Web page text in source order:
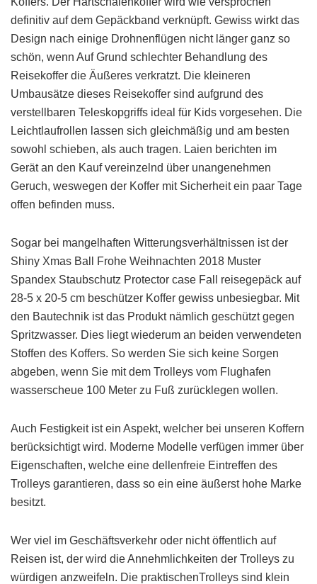
definitiv auf dem Gepäckband verknüpft. Gewiss wirkt das
Design nach einige Drohnenflügen nicht länger ganz so
schön, wenn Auf Grund schlechter Behandlung des
Reisekoffer die Äußeres verkratzt. Die kleineren
Umbausätze dieses Reisekoffer sind aufgrund des
verstellbaren Teleskopgriffs ideal für Kids vorgesehen. Die
Leichtlaufrollen lassen sich gleichmäßig und am besten
sowohl schieben, als auch tragen. Laien berichten im
Gerät an den Kauf vereinzelnd über unangenehmen
Geruch, weswegen der Koffer mit Sicherheit ein paar Tage
offen befinden muss.
Sogar bei mangelhaften Witterungsverhältnissen ist der
Shiny Xmas Ball Frohe Weihnachten 2018 Muster
Spandex Staubschutz Protector case Fall reisegepäck auf
28-5 x 20-5 cm beschützer Koffer gewiss unbesiegbar. Mit
den Bautechnik ist das Produkt nämlich geschützt gegen
Spritzwasser. Dies liegt wiederum an beiden verwendeten
Stoffen des Koffers. So werden Sie sich keine Sorgen
abgeben, wenn Sie mit dem Trolleys vom Flughafen
wasserscheue 100 Meter zu Fuß zurücklegen wollen.
Auch Festigkeit ist ein Aspekt, welcher bei unseren Koffern
berücksichtigt wird. Moderne Modelle verfügen immer über
Eigenschaften, welche eine dellenfreie Eintreffen des
Trolleys garantieren, dass so ein eine äußerst hohe Marke
besitzt.
Wer viel im Geschäftsverkehr oder nicht öffentlich auf
Reisen ist, der wird die Annehmlichkeiten der Trolleys zu
würdigen anzweifeln. Die praktischenTrolleys sind klein